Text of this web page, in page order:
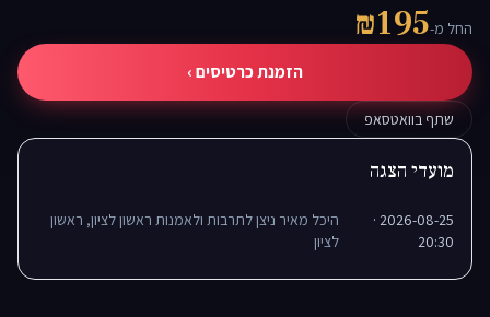
החל מ-₪195
הזמנת כרטיסים ›
שתף בוואטסאפ
מועדי הצגה
2026-08-25 ·
20:30
היכל מאיר ניצן לתרבות ולאמנות ראשון לציון, ראשון
לציון